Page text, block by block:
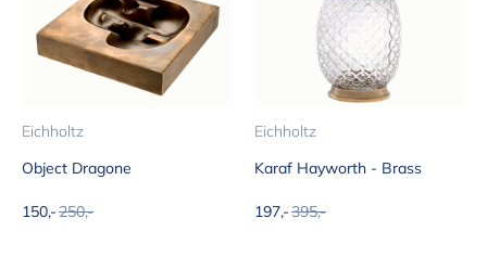
Eichholtz
Object Dragone
Aanbiedingsprijs
150,-Normale prijs
250,-
Eichholtz
Karaf Hayworth - Brass
Aanbiedingsprijs
197,-Normale prijs
395,-